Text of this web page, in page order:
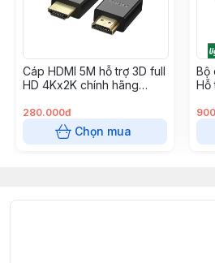
Cáp HDMI 5M hỗ trợ 3D full
HD 4Kx2K chính hãng
280.000đ
Chọn mua
Bộ
Hỗ